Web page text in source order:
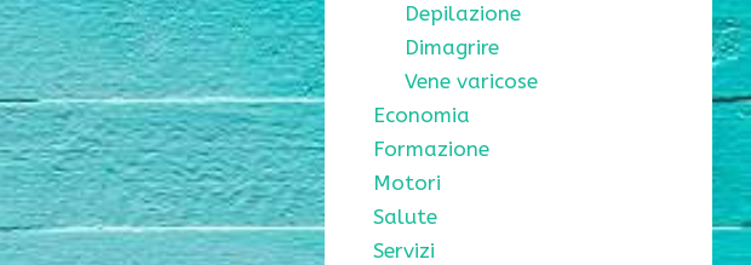
Depilazione
Dimagrire
Vene varicose
Economia
Formazione
Motori
Salute
Servizi